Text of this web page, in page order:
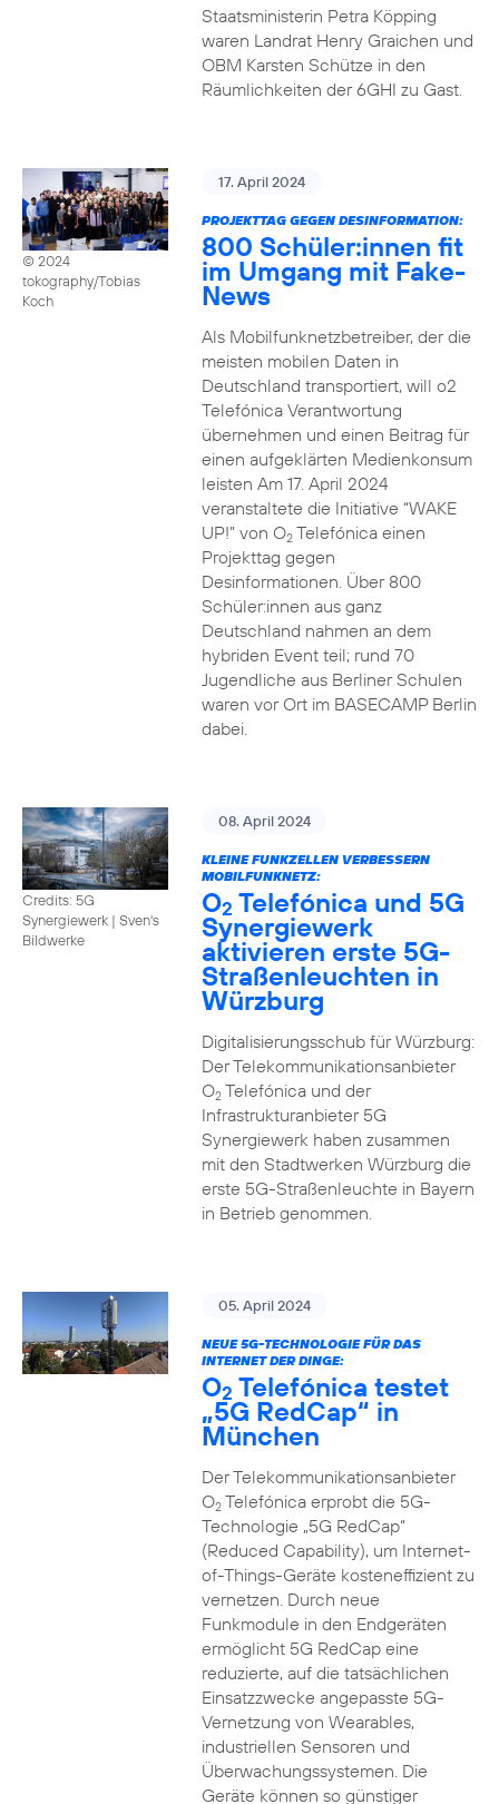
Staatsministerin Petra Köpping
waren Landrat Henry Graichen und
OBM Karsten Schütze in den
Räumlichkeiten der 6GHI zu Gast.
© 2024
tokography/Tobias
Koch
17. April 2024
PROJEKTTAG GEGEN DESINFORMATION:
800 Schüler:innen fit
im Umgang mit Fake-
News
Als Mobilfunknetzbetreiber, der die
meisten mobilen Daten in
Deutschland transportiert, will o2
Telefónica Verantwortung
übernehmen und einen Beitrag für
einen aufgeklärten Medienkonsum
leisten Am 17. April 2024
veranstaltete die Initiative “WAKE
UP!” von O2Telefónica einen
Projekttag gegen
Desinformationen. Über 800
Schüler:innen aus ganz
Deutschland nahmen an dem
hybriden Event teil; rund 70
Jugendliche aus Berliner Schulen
waren vor Ort im BASECAMP Berlin
dabei.
Credits: 5G
Synergiewerk | Sven's
Bildwerke
08. April 2024
KLEINE FUNKZELLEN VERBESSERN
MOBILFUNKNETZ:
O2 Telefónica und 5G
Synergiewerk
aktivieren erste 5G-
Straßenleuchten in
Würzburg
Digitalisierungsschub für Würzburg:
Der Telekommunikationsanbieter
O2Telefónica und der
Infrastrukturanbieter 5G
Synergiewerk haben zusammen
mit den Stadtwerken Würzburg die
erste 5G-Straßenleuchte in Bayern
in Betrieb genommen.
05. April 2024
NEUE 5G-TECHNOLOGIE FÜR DAS
INTERNET DER DINGE:
O2 Telefónica testet
„5G RedCap“ in
München
Der Telekommunikationsanbieter
O2Telefónica erprobt die 5G-
Technologie „5G RedCap“
(Reduced Capability), um Internet-
of-Things-Geräte kosteneffizient zu
vernetzen. Durch neue
Funkmodule in den Endgeräten
ermöglicht 5G RedCap eine
reduzierte, auf die tatsächlichen
Einsatzzwecke angepasste 5G-
Vernetzung von Wearables,
industriellen Sensoren und
Überwachungssystemen. Die
Geräte können so günstiger